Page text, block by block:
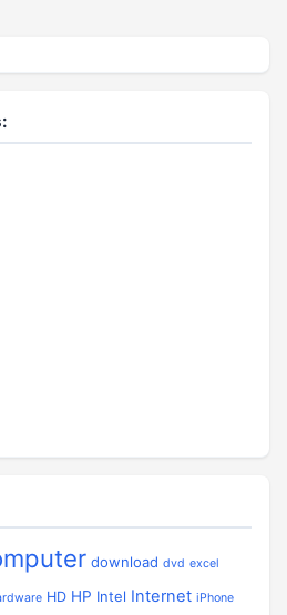
download dvd excel
HD HP Intel Internet iPhone